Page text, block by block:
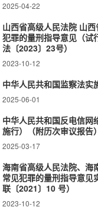
2025-04-22
山西省高级人民法院 山
犯罪的量刑指导意见（试
法〔2023〕23号）
2023-10-12
中华人民共和国监察法实
2025-06-01
中华人民共和国反电信
施行）（附历次审议报告）
2025-03-17
海南省高级人民法院、海
常见犯罪的量刑指导意见
联〔2021〕10 号）
2023-10-12